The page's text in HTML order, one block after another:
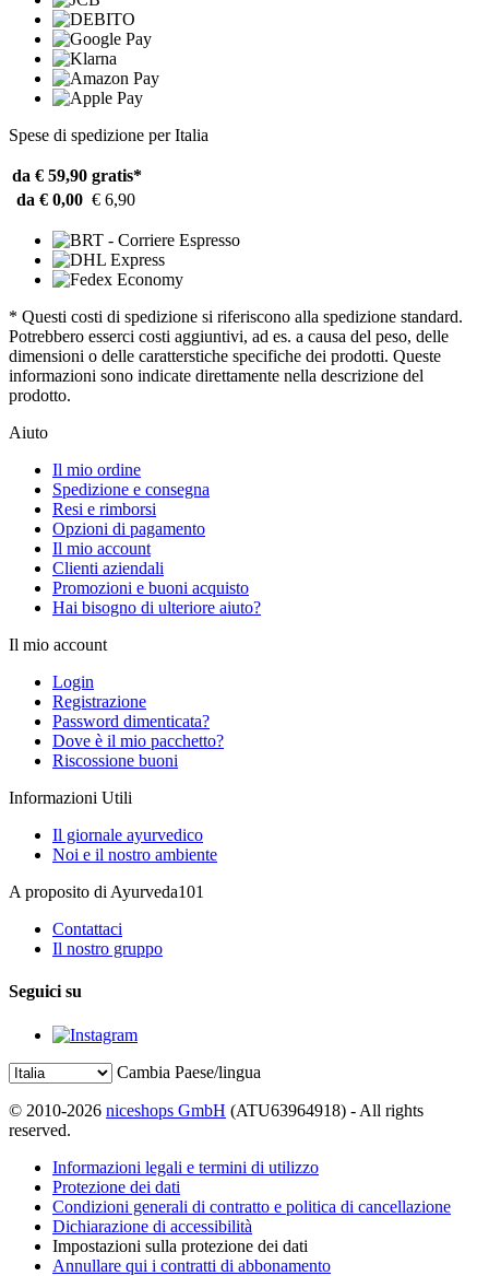
Spese di spedizione per Italia
da € 59,90 gratis*
da € 0,00 € 6,90
* Questi costi di spedizione si riferiscono alla spedizione standard.
Potrebbero esserci costi aggiuntivi, ad es. a causa del peso, delle
dimensioni o delle caratterstiche specifiche dei prodotti. Queste
informazioni sono indicate direttamente nella descrizione del
prodotto.
Aiuto
Il mio ordine
Spedizione e consegna
Resi e rimborsi
Opzioni di pagamento
Il mio account
Clienti aziendali
Promozioni e buoni acquisto
Hai bisogno di ulteriore aiuto?
Il mio account
Login
Registrazione
Password dimenticata?
Dove è il mio pacchetto?
Riscossione buoni
Informazioni Utili
Il giornale ayurvedico
Noi e il nostro ambiente
A proposito di Ayurveda101
Contattaci
Il nostro gruppo
Seguici su
Cambia Paese/lingua
© 2010-2026 niceshops GmbH (ATU63964918) - All rights
reserved.
Informazioni legali e termini di utilizzo
Protezione dei dati
Condizioni generali di contratto e politica di cancellazione
Dichiarazione di accessibilità
Impostazioni sulla protezione dei dati
Annullare qui i contratti di abbonamento